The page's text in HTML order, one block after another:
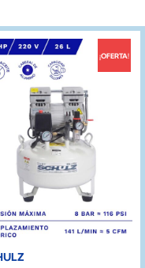
¡OFERTA!